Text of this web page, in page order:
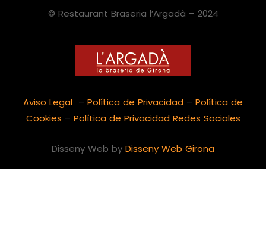
© Restaurant Braseria l’Argadà – 2024
Aviso Legal – Política de Privacidad – Política de
Cookies – Política de Privacidad Redes Sociales
Disseny Web by Disseny Web Girona